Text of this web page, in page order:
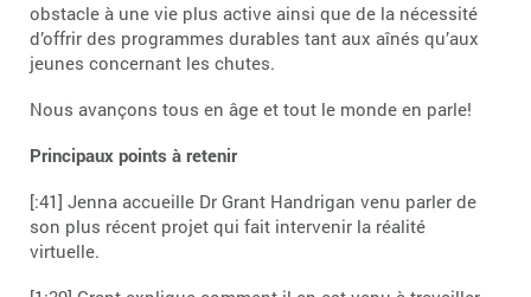
obstacle à une vie plus active ainsi que de la nécessité
d’offrir des programmes durables tant aux aînés qu’aux
jeunes concernant les chutes.
Nous avançons tous en âge et tout le monde en parle!
Principaux points à retenir
[:41] Jenna accueille Dr Grant Handrigan venu parler de
son plus récent projet qui fait intervenir la réalité
virtuelle.